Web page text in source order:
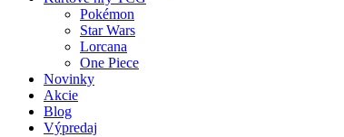
Pokémon
Star Wars
Lorcana
One Piece
Novinky
Akcie
Blog
Výpredaj